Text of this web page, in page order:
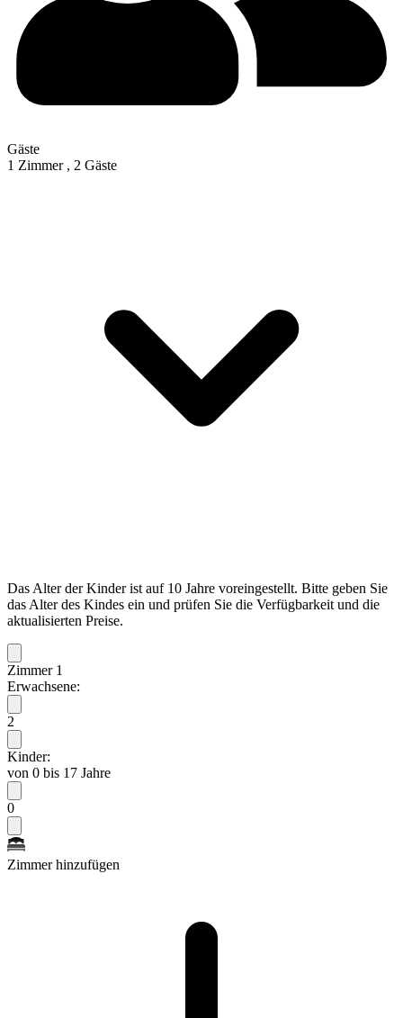
Gäste
1 Zimmer , 2 Gäste
Das Alter der Kinder ist auf 10 Jahre voreingestellt. Bitte geben Sie
das Alter des Kindes ein und prüfen Sie die Verfügbarkeit und die
aktualisierten Preise.
Zimmer 1
Erwachsene:
2
Kinder:
von 0 bis 17 Jahre
0
Zimmer hinzufügen